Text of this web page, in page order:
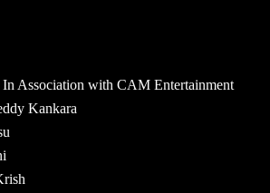
Association with CAM Entertainment
Kankara